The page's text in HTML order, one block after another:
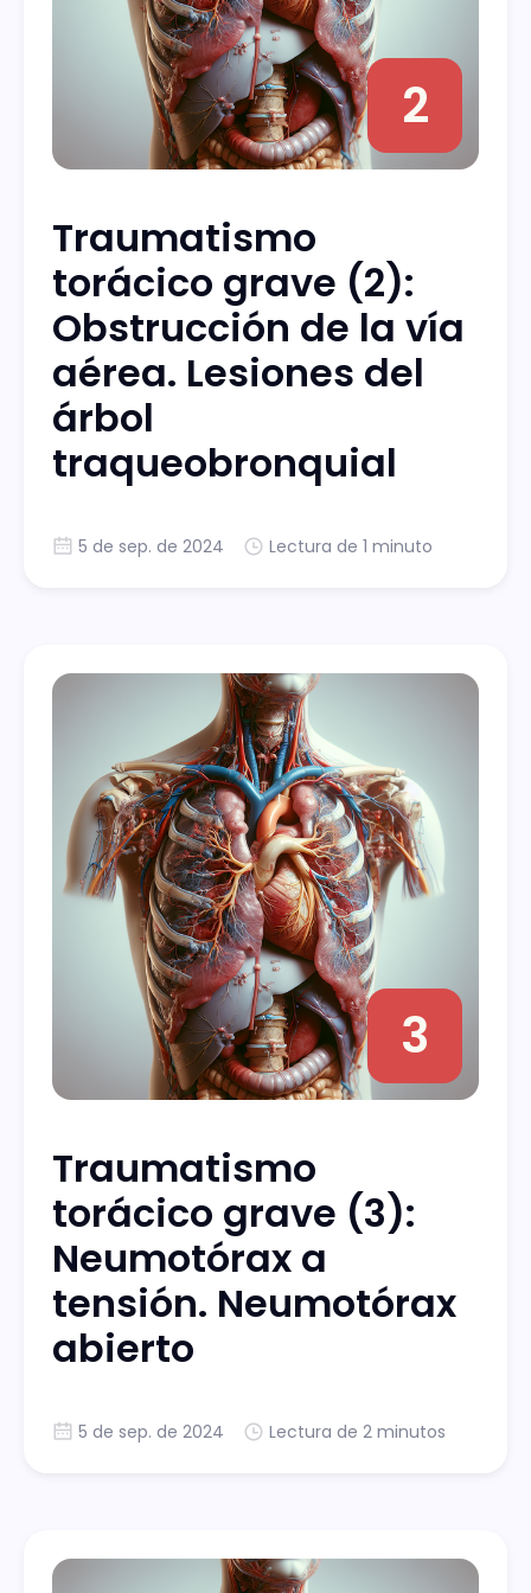
2
Traumatismo
torácico grave (2):
Obstrucción de la vía
aérea. Lesiones del
árbol
traqueobronquial
5 de sep. de 2024 Lectura de 1 minuto
3
Traumatismo
torácico grave (3):
Neumotórax a
tensión. Neumotórax
abierto
5 de sep. de 2024 Lectura de 2 minutos